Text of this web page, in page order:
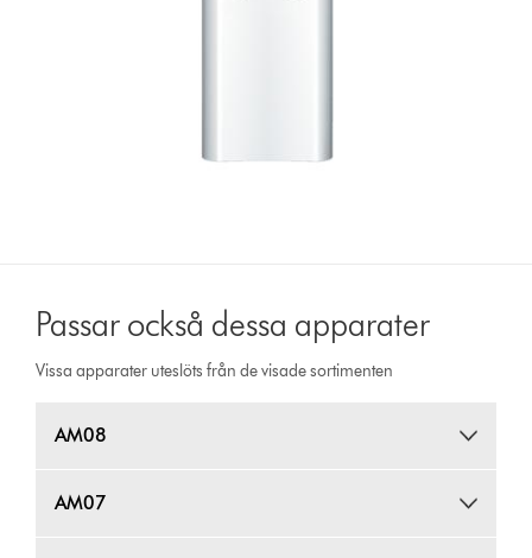
Passar också dessa apparater
Vissa apparater uteslöts från de visade sortimenten
AM08
AM07